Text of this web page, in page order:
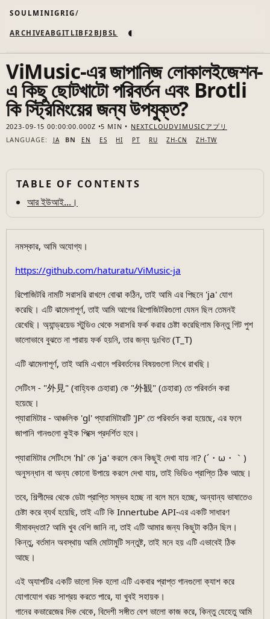
SOULMINIGRIG
ARCHIVEABGIT LIB F2B JB SL ◐
ViMusic-এর জাপানিজ লোকালইজেশন-
এ কিছু ছোটখাটো পরিবর্তন এবং Brotli
কি স্ট্রিমিংয়ের জন্য উপযুক্ত?
2023-09-15 00:00:00.000Z 5 MIN NEXTCLOUDVIMUSICアプリ
LANGUAGE:
JA BN EN ES HI PT RU ZH-CN ZH-TW
TABLE OF CONTENTS
আর ইউআই...।
নমস্কার, আমি অযোগ্য।
https://github.com/haturatu/ViMusic-ja
রিপোজিটরি নামটি সরাসরি রাখলে বোঝা কঠিন, তাই আমি এর পিছনে 'ja' যোগ
করেছি। এটি ঝামেলাপূর্ণ, তাই আমি আগের রিপোজিটরিগুলো যেমন ছিল তেমনই
রেখেছি। অ্যান্ড্রয়েড স্টুডিও থেকে সরাসরি ফর্ক করার চেষ্টা করেছিলাম কিন্তু গিট পুশ
ভালোভাবে বুঝতে না পারায় ফর্ক হয়নি, তার জন্য দুঃখিত (T_T)
এটি ঝামেলাপূর্ণ, তাই আমি এখানে পরিবর্তনের বিষয়গুলো লিখে রাখছি।
সেটিংস - "外見" (বাহ্যিক চেহারা) কে "外観" (চেহারা) তে পরিবর্তন করা
হয়েছে।
প্যারামিটার - আঞ্চলিক 'gl' প্যারামিটারটি 'JP' তে পরিবর্তন করা হয়েছে, এর ফলে
জাপানি গানগুলো কুইক পিক্সে প্রদর্শিত হবে।
প্যারামিটার সেটিংসে 'hl' কে 'ja' করলে কেন কিছুই দেখা যায় না? (´・ω・｀)
অনুসন্ধান বা অন্য কোনো উপায়ে করলে দেখা যায়, তাই ভিডিও প্রাপ্তি ঠিক আছে।
তবে, শিল্পীদের থেকে ডেটা প্রাপ্তি সম্ভব হচ্ছে না বলে মনে হচ্ছে, অন্যান্য ভাষাতেও
চেষ্টা করে ব্যর্থ হয়েছি, তাই এটি কি Innertube API-এর একটি সাধারণ
সীমাবদ্ধতা? আমি খুব বেশি জানি না, তাই এটি আমার জন্য কিছুটা কঠিন ছিল।
কিন্তু, বর্তমান অবস্থায় আমি মোটামুটি সন্তুষ্ট, তাই মনে হয় এটি এভাবেই ঠিক
আছে।
এই অ্যাপটির একটি ভালো দিক হলো এটি একবার প্রাপ্ত গানগুলো ক্যাশ করে
যোগাযোগ খরচ সাশ্রয় করতে পারে, যা খুবই সহায়ক।
গানের কভারেজের দিক থেকে, বিদেশী সঙ্গীত বেশ ভালো কাজ করে, কিন্তু যেহেতু আমি